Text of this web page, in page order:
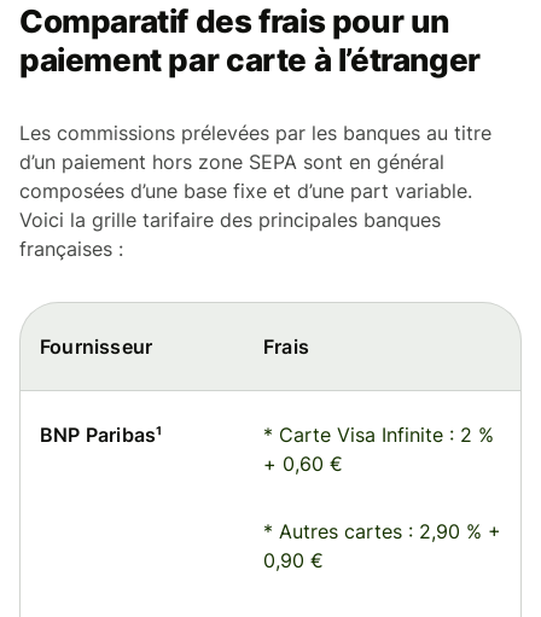
Comparatif des frais pour un
paiement par carte à l’étranger
Les commissions prélevées par les banques au titre
d’un paiement hors zone SEPA sont en général
composées d’une base fixe et d’une part variable.
Voici la grille tarifaire des principales banques
françaises :
Fournisseur Frais
BNP Paribas¹
* Carte Visa Infinite : 2 %
+ 0,60 €
* Autres cartes : 2,90 % +
0,90 €